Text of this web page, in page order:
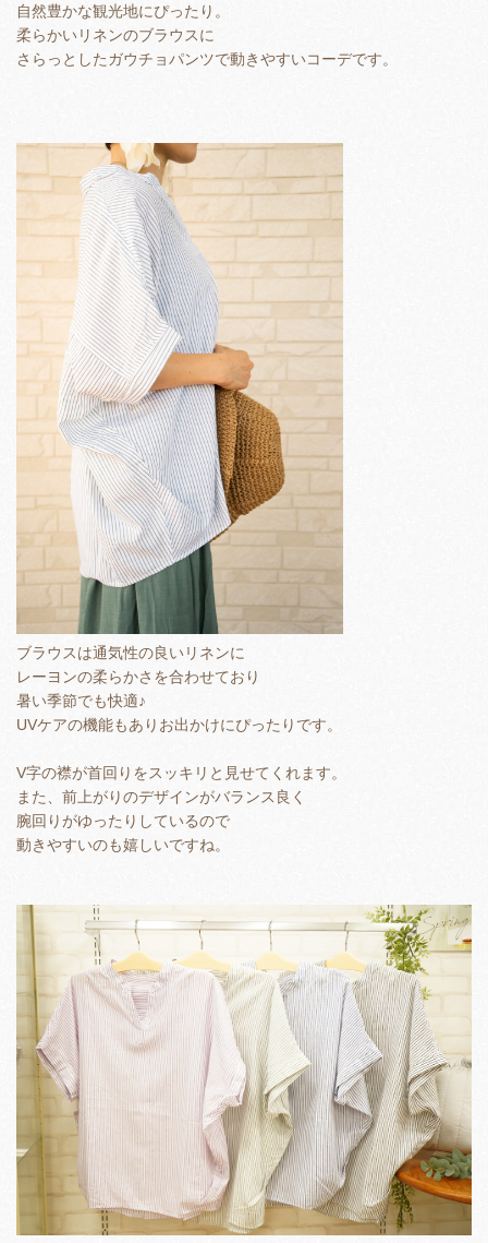
自然豊かな観光地にぴったり。
柔らかいリネンのブラウスに
さらっとしたガウチョパンツで動きやすいコーデです。
ブラウスは通気性の良いリネンに
レーヨンの柔らかさを合わせており
暑い季節でも快適♪
UVケアの機能もありお出かけにぴったりです。
V字の襟が首回りをスッキリと見せてくれます。
また、前上がりのデザインがバランス良く
腕回りがゆったりしているので
動きやすいのも嬉しいですね。